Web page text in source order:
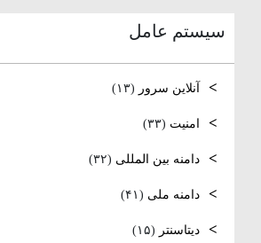
سیستم عامل
آنلاین سرور (۱۳)
امنیت(۳۳)
دامنه بین المللی(۳۲)
دامنه ملی(۴۱)
دیتاسنتر(۱۵)